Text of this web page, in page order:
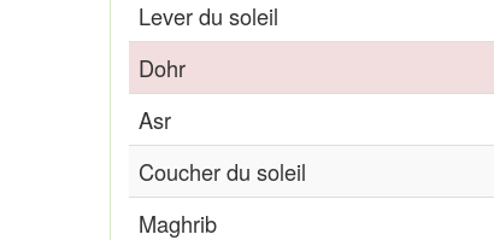
Lever du soleil
Dohr
Asr
Coucher du soleil
Maghrib